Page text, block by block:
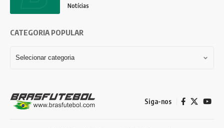
Notícias
CATEGORIA POPULAR
Siga-nos